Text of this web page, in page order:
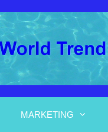
MARKETING